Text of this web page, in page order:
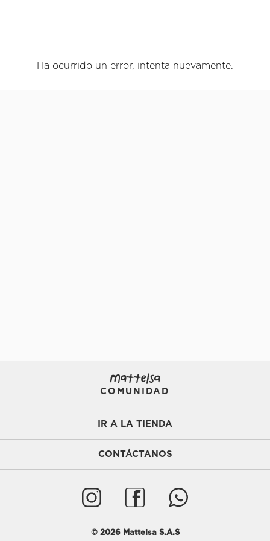
Ha ocurrido un error, intenta nuevamente.
COMUNIDAD
IR A LA TIENDA
CONTÁCTANOS
© 2026Mattelsa S.A.S